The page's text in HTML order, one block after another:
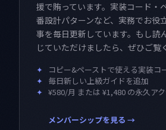
援で賄っています。実装コード・
番設計パターンなど、実務でお役
事を毎日更新しています。もし読
じていただけましたら、ぜひご覧
✦
コピー&ペーストで使える実装コ
✦ 毎日新しい上級ガイドを追加
✦ ¥580/月 または ¥1,480 の永久ア
メンバーシップを見る →